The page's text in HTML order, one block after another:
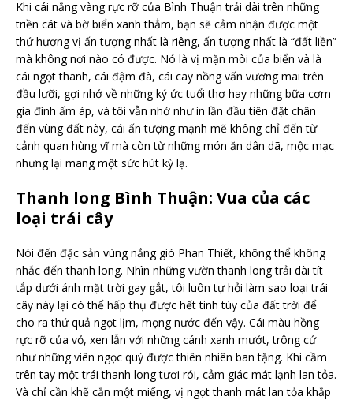
Khi cái nắng vàng rực rỡ của Bình Thuận trải dài trên những
triền cát và bờ biển xanh thẳm, bạn sẽ cảm nhận được một
thứ hương vị ấn tượng nhất là riêng, ấn tượng nhất là “đất liền”
mà không nơi nào có được. Nó là vị mặn mòi của biển và là
cái ngọt thanh, cái đậm đà, cái cay nồng vấn vương mãi trên
đầu lưỡi, gợi nhớ về những ký ức tuổi thơ hay những bữa cơm
gia đình ấm áp, và tôi vẫn nhớ như in lần đầu tiên đặt chân
đến vùng đất này, cái ấn tượng mạnh mẽ không chỉ đến từ
cảnh quan hùng vĩ mà còn từ những món ăn dân dã, mộc mạc
nhưng lại mang một sức hút kỳ lạ.
Thanh long Bình Thuận: Vua của các
loại trái cây
Nói đến đặc sản vùng nắng gió Phan Thiết, không thể không
nhắc đến thanh long. Nhìn những vườn thanh long trải dài tít
tắp dưới ánh mặt trời gay gắt, tôi luôn tự hỏi làm sao loại trái
cây này lại có thể hấp thụ được hết tinh túy của đất trời để
cho ra thứ quả ngọt lịm, mọng nước đến vậy. Cái màu hồng
rực rỡ của vỏ, xen lẫn với những cánh xanh mướt, trông cứ
như những viên ngọc quý được thiên nhiên ban tặng. Khi cầm
trên tay một trái thanh long tươi rói, cảm giác mát lạnh lan tỏa.
Và chỉ cần khẽ cắn một miếng, vị ngọt thanh mát lan tỏa khắp